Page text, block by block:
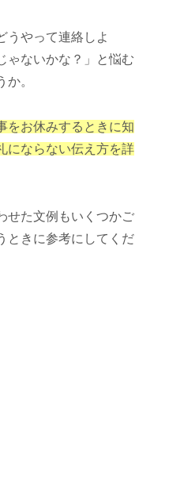
うやって連絡しよ
ゃないかな？」と悩む
。
をお休みするときに知
にならない伝え方を詳
せた文例もいくつかご
ときに参考にしてくだ